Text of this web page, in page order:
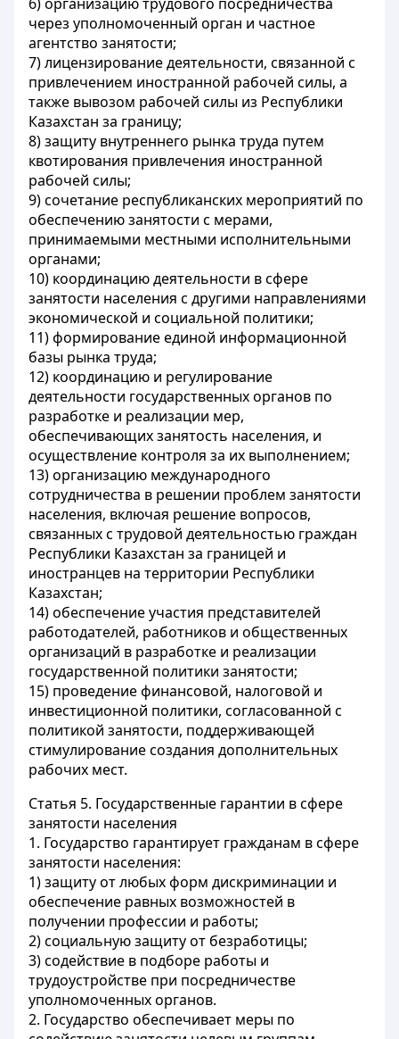
через уполномоченный орган и частное
агентство занятости;
7) лицензирование деятельности, связанной с
привлечением иностранной рабочей силы, а
также вывозом рабочей силы из Республики
Казахстан за границу;
8) защиту внутреннего рынка труда путем
квотирования привлечения иностранной
рабочей силы;
9) сочетание республиканских мероприятий по
обеспечению занятости с мерами,
принимаемыми местными исполнительными
органами;
10) координацию деятельности в сфере
занятости населения с другими направлениями
экономической и социальной политики;
11) формирование единой информационной
базы рынка труда;
12) координацию и регулирование
деятельности государственных органов по
разработке и реализации мер,
обеспечивающих занятость населения, и
осуществление контроля за их выполнением;
13) организацию международного
сотрудничества в решении проблем занятости
населения, включая решение вопросов,
связанных с трудовой деятельностью граждан
Республики Казахстан за границей и
иностранцев на территории Республики
Казахстан;
14) обеспечение участия представителей
работодателей, работников и общественных
организаций в разработке и реализации
государственной политики занятости;
15) проведение финансовой, налоговой и
инвестиционной политики, согласованной с
политикой занятости, поддерживающей
стимулирование создания дополнительных
рабочих мест.
Статья 5. Государственные гарантии в сфере
занятости населения
1. Государство гарантирует гражданам в сфере
занятости населения:
1) защиту от любых форм дискриминации и
обеспечение равных возможностей в
получении профессии и работы;
2) социальную защиту от безработицы;
3) содействие в подборе работы и
трудоустройстве при посредничестве
уполномоченных органов.
2. Государство обеспечивает меры по